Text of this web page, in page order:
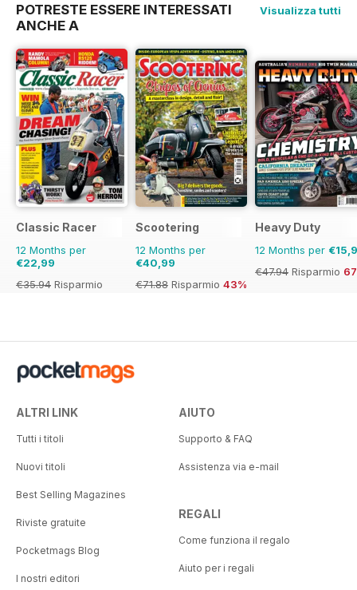
POTRESTE ESSERE INTERESSATI
ANCHE A
Visualizza tutti
Classic Racer
12 Months per
€22,99
€35.94 Risparmio
Scootering
12 Months per
€40,99
€71.88 Risparmio 43%
Heavy Duty
12 Months per
€47.94 Risparmio
ALTRI LINK
Tutti i titoli
Nuovi titoli
Best Selling Magazines
Riviste gratuite
Pocketmags Blog
I nostri editori
AIUTO
Supporto & FAQ
Assistenza via e-mail
REGALI
Come funziona il regalo
Aiuto per i regali